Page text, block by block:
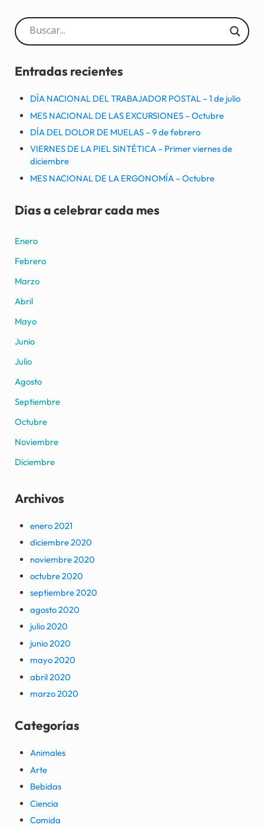
Sidebar
Entradas recientes
DÍA NACIONAL DEL TRABAJADOR POSTAL – 1 de julio
MES NACIONAL DE LAS EXCURSIONES – Octubre
DÍA DEL DOLOR DE MUELAS – 9 de febrero
VIERNES DE LA PIEL SINTÉTICA – Primer viernes de
diciembre
MES NACIONAL DE LA ERGONOMÍA – Octubre
Días a celebrar cada mes
Enero
Febrero
Marzo
Abril
Mayo
Junio
Julio
Agosto
Septiembre
Octubre
Noviembre
Diciembre
Archivos
enero 2021
diciembre 2020
noviembre 2020
octubre 2020
septiembre 2020
agosto 2020
julio 2020
junio 2020
mayo 2020
abril 2020
marzo 2020
Categorías
Animales
Arte
Bebidas
Ciencia
Comida